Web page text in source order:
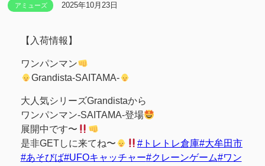
アミューズ 2025年10月23日
【入荷情報】
ワンパンマン
Grandista-SAITAMA-
大人気シリーズGrandistaから
ワンパンマン-SAITAMA-登場
展開中です〜
是非GETしに来てね〜
#トレトレ倉庫#大牟田市
#あそびば#UFOキャッチャー#クレーンゲーム#ワン